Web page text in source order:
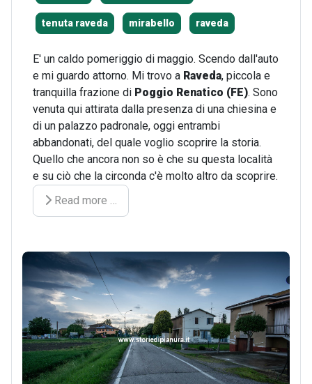
tenuta raveda mirabello raveda
E' un caldo pomeriggio di maggio. Scendo dall'auto
e mi guardo attorno. Mi trovo a Raveda, piccola e
tranquilla frazione di Poggio Renatico (FE). Sono
venuta qui attirata dalla presenza di una chiesina e
di un palazzo padronale, oggi entrambi
abbandonati, del quale voglio scoprire la storia.
Quello che ancora non so è che su questa località
e su ciò che la circonda c'è molto altro da scoprire.
Read more …